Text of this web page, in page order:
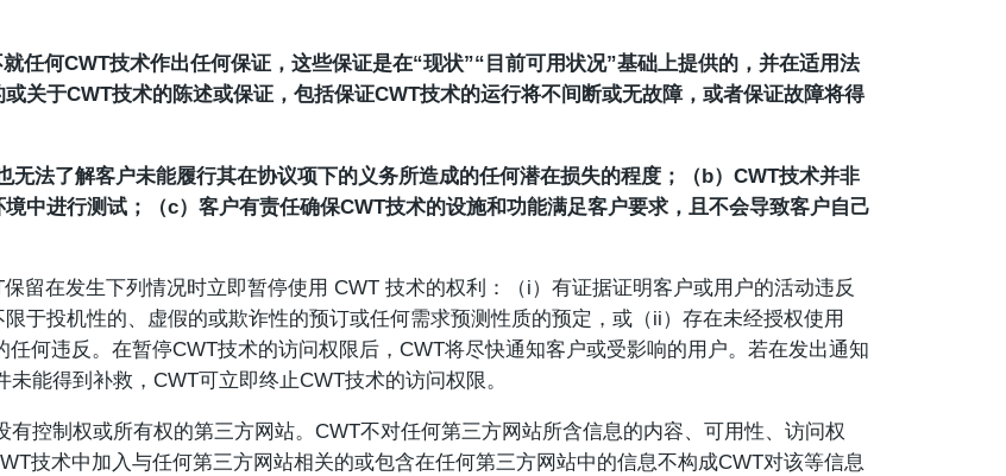
任何CWT技术作出任何保证，这些保证是在“现状”“目前可用状况”基础上提供的，并在适用法
关于CWT技术的陈述或保证，包括保证CWT技术的运行将不间断或无故障，或者保证故障将得
无法了解客户未能履行其在协议项下的义务所造成的任何潜在损失的程度；（b）CWT技术并非
中进行测试；（c）客户有责任确保CWT技术的设施和功能满足客户要求，且不会导致客户自己
留在发生下列情况时立即暂停使用 CWT 技术的权利：（i）有证据证明客户或用户的活动违反
于投机性的、虚假的或欺诈性的预订或任何需求预测性质的预定，或（ii）存在未经授权使用
何违反。在暂停CWT技术的访问权限后，CWT将尽快通知客户或受影响的用户。若在发出通知
能得到补救，CWT可立即终止CWT技术的访问权限。
控制权或所有权的第三方网站。CWT不对任何第三方网站所含信息的内容、可用性、访问权
技术中加入与任何第三方网站相关的或包含在任何第三方网站中的信息不构成CWT对该等信息